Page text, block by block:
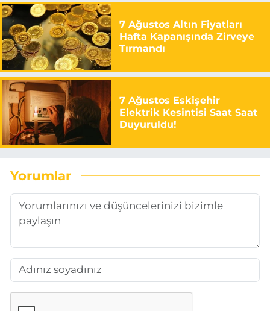
7 Ağustos Altın Fiyatları
Hafta Kapanışında Zirveye
Tırmandı
7 Ağustos Eskişehir
Elektrik Kesintisi Saat Saat
Duyuruldu!
Yorumlar